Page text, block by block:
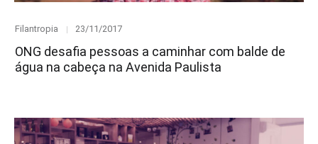
Category
Filantropia
Posted
23/11/2017
ONG desafia pessoas a caminhar com balde de
água na cabeça na Avenida Paulista